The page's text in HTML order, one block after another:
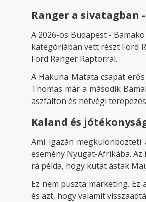
Ranger a sivatagban
A 2026-os Budapest -
kategóriában vett részt Ford
Ford Ranger Raptorral.
A Hakuna Matata csapat
Thomas már a második
aszfalton és hétvégi
Kaland és
Ami igazán
esemény Nyugat-Afrikába.
rá példa, hogy kutat ástak
Ez nem puszta marketing. Ez
és azt, hogy valamit